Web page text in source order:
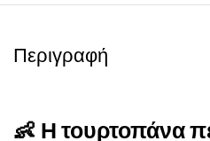
Περιγραφή
👶 Η τουρτοπάνα